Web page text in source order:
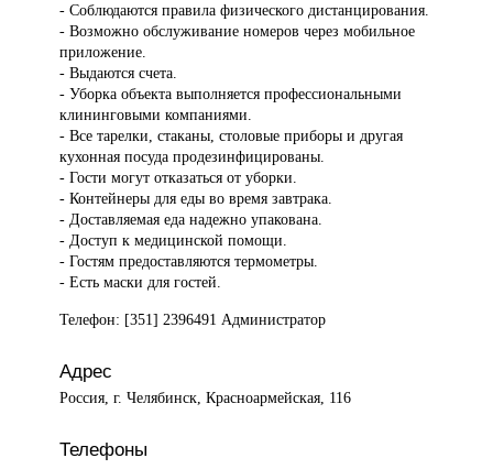
- Соблюдаются правила физического дистанцирования.
- Возможно обслуживание номеров через мобильное
приложение.
- Выдаются счета.
- Уборка объекта выполняется профессиональными
клининговыми компаниями.
- Все тарелки, стаканы, столовые приборы и другая
кухонная посуда продезинфицированы.
- Гости могут отказаться от уборки.
- Контейнеры для еды во время завтрака.
- Доставляемая еда надежно упакована.
- Доступ к медицинской помощи.
- Гостям предоставляются термометры.
- Есть маски для гостей.
Телефон: [351] 2396491 Администратор
Адрес
Россия, г. Челябинск, Красноармейская, 116
Телефоны